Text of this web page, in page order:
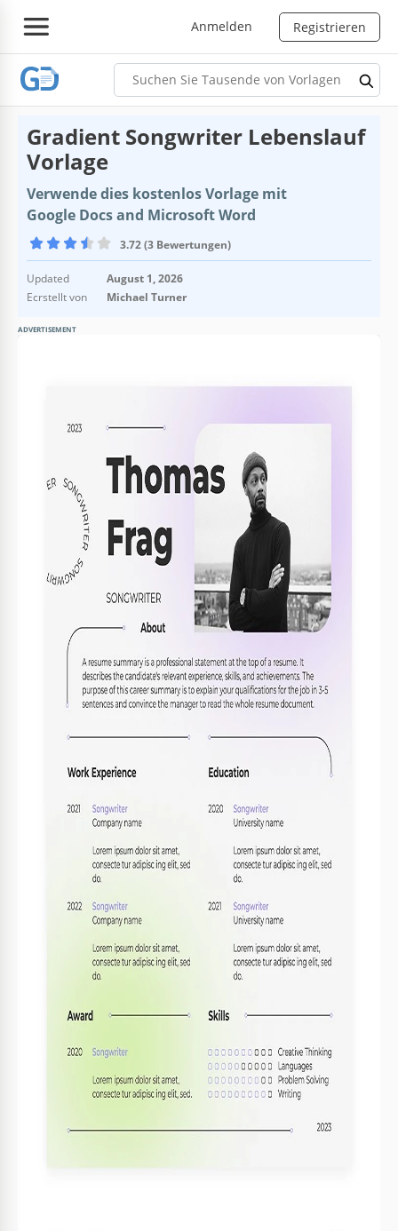
Anmelden Registrieren
Gradient Songwriter Lebenslauf
Vorlage
Verwende dies kostenlos Vorlage mit
Google Docs and Microsoft Word
3.72 (3 Bewertungen)
Updated
August 1, 2026
Ecrstellt von
Michael Turner
ADVERTISEMENT